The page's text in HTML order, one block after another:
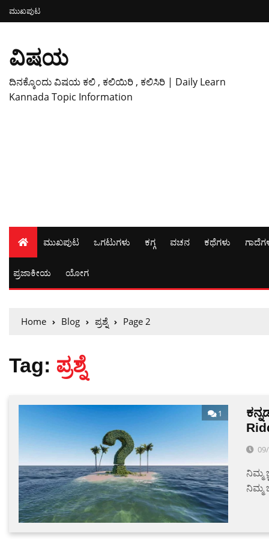
ಮುಖಪುಟ
ವಿಷಯ
ದಿನಕ್ಕೊಂದು ವಿಷಯ ಕಲಿ , ಕಲಿಯಿರಿ , ಕಲಿಸಿರಿ | Daily Learn
Kannada Topic Information
ಮುಖಪುಟ ಒಗಟುಗಳು ಕಗ್ಗ ವಚನ ಕಥೆಗಳು
ಪ್ರಜಾಕೀಯ ಯೋಗ
Home Blog ಪ್ರಶ್ನೆ Page 2
Tag: ಪ್ರಶ್ನೆ
1
ನಿಮ್ಮ
ನಿಮ್ಮ